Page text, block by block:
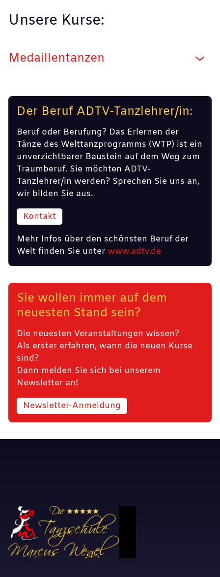
Unsere Kurse:
Medaillentanzen
Der Beruf ADTV-Tanzlehrer/in:
Beruf oder Berufung? Das Erlernen der
Tänze des Welttanzprogramms (WTP) ist ein
unverzichtbarer Baustein auf dem Weg zum
Traumberuf. Sie möchten ADTV-
Tanzlehrer/in werden? Sprechen Sie uns an,
wir bilden Sie aus.
Kontakt
Mehr Infos über den schönsten Beruf der
Welt finden Sie unter www.adtv.de
Sie wollen immer auf dem
neuesten Stand sein?
Die neuesten Veranstaltungen wissen?
Als erster erfahren, wann die neuen Kurse
sind?
Dann melden Sie sich bei unserem
Newsletter an!
Newsletter-Anmeldung